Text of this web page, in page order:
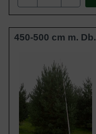
450-500 cm m. Db.